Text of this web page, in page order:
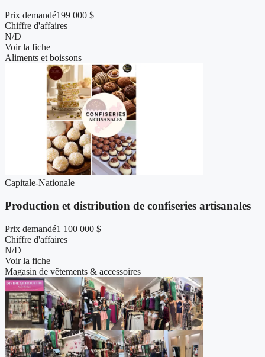
Prix demandé199 000 $
Chiffre d'affaires
N/D
Voir la fiche
Aliments et boissons
Capitale-Nationale
Production et distribution de confiseries artisanales
Prix demandé1 100 000 $
Chiffre d'affaires
N/D
Voir la fiche
Magasin de vêtements & accessoires